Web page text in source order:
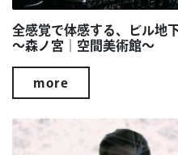
全感覚で体感する、ビル地
～森ノ宮｜空間美術館～
more